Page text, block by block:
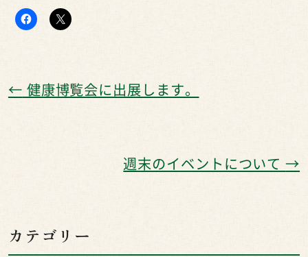
← 健康博覧会に出展します。
週末のイベントについて→
カテゴリー